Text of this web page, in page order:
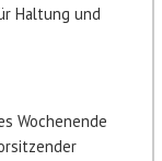
Haltung und
Wochenende